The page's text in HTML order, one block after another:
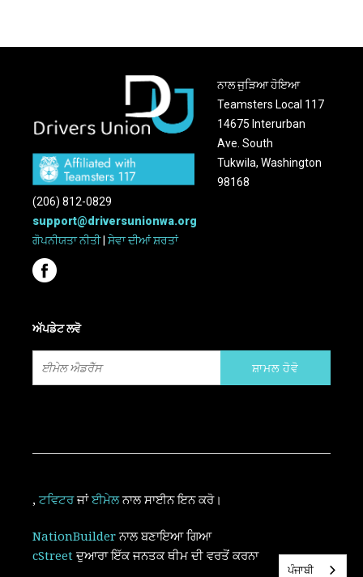
ਨਾਲ ਜੁੜਿਆ ਹੋਇਆ
Teamsters Local 117
14675 Interurban
Ave. South
Tukwila, Washington
98168
(206) 812-0829
support@driversunionwa.org
ਗੋਪਨੀਯਤਾ ਨੀਤੀ|ਸੇਵਾ ਦੀਆਂ ਸ਼ਰਤਾਂ
ਅੱਪਡੇਟ ਲਵੋ
,ਟਵਿਟਰਜਾਂਈਮੇਲਨਾਲ ਸਾਈਨ ਇਨ ਕਰੋ।
NationBuilderਨਾਲ ਬਣਾਇਆ ਗਿਆ
cStreet ਦੁਆਰਾ ਇੱਕ ਜਨਤਕ ਥੀਮ ਦੀ ਵਰਤੋਂ ਕਰਨਾ
ਪੰਜਾਬੀ